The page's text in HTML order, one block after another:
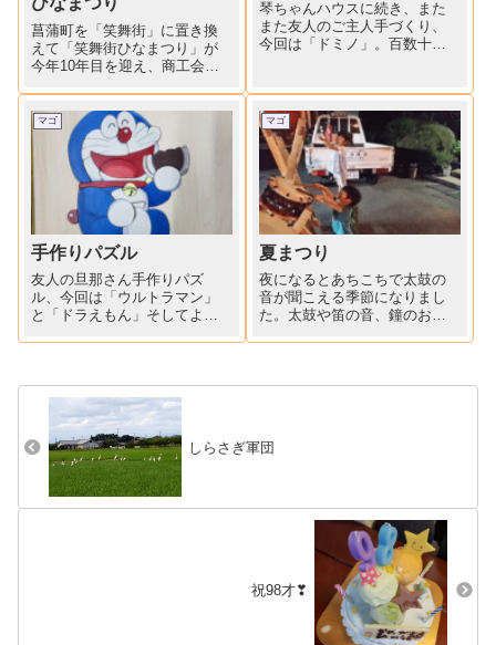
菖蒲町を「笑舞街」に置き換
えて「笑舞街ひなまつり」が
今年10年目を迎え、商工会婦
雛」が展示されています。期
間中はどなたでも自由に見る
ことができます。つるし雛は
モラージュ菖蒲１階インフォ
メーションコートにも飾られ
ていま...
琴ちゃんハウスに続き、また
また友人のご主人手づくり、
今回は「ドミノ」。百数十枚
みっこぐらし」のキャラクタ
ーのドミノもあります。並べ
てる途中で倒してしまった
り、大人がやってもはまりま
す。孫っ...
マゴ
手作りパズル
友人の旦那さん手作りパズ
ル、今回は「ウルトラマン」
と「ドラえもん」そしてよく
マゴ
夏まつり
夜になるとあちこちで太鼓の
音が聞こえる季節になりまし
た。太鼓や笛の音、鐘のお
達は大喜び、夏祭りが楽しみ
しらさぎ軍団
祝98才❣